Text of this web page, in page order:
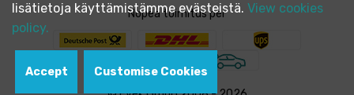
Nopea toimitus per
lisätietoja käyttämistämme evästeistä. View cookies
policy.
Accept Customise Cookies